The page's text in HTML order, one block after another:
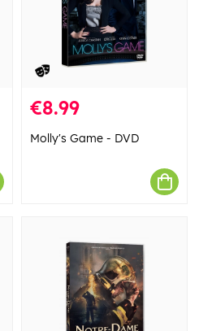
€8.99
Molly's Game - DVD